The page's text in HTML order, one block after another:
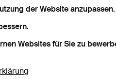
1 Gebot
USD
der Website anzupassen.
Websites für Sie zu